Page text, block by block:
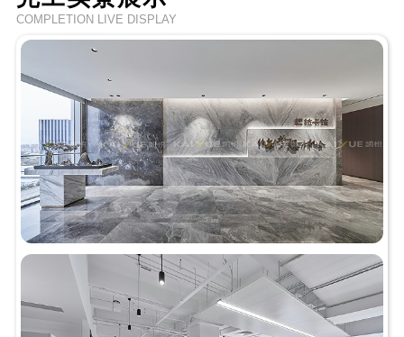
COMPLETION LIVE DISPLAY